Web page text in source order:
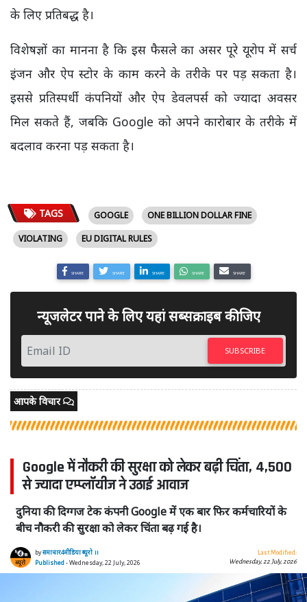
के लिए प्रतिबद्ध है।
विशेषज्ञों का मानना है कि इस फैसले का असर पूरे यूरोप में सर्च
इंजन और ऐप स्टोर के काम करने के तरीके पर पड़ सकता है।
इससे प्रतिस्पर्धी कंपनियों और ऐप डेवलपर्स को ज्यादा अवसर
मिल सकते हैं, जबकि Google को अपने कारोबार के तरीके में
बदलाव करना पड़ सकता है।
TAGS GOOGLE
ONE BILLION DOLLAR FINE
VIOLATING
EU DIGITAL RULES
SHARE SHARE SHARE SHARE SHARE
न्यूजलेटर पाने के लिए यहां सब्सक्राइब कीजिए
SUBSCRIBE
आपके विचार
Google में नौकरी की सुरक्षा को लेकर बढ़ी चिंता, 4,500
से ज्यादा एम्प्लॉयीज ने उठाई आवाज
दुनिया की दिग्गज टेक कंपनी Google में एक बार फिर कर्मचारियों के
बीच नौकरी की सुरक्षा को लेकर चिंता बढ़ गई है।
byसमाचार4मीडिया ब्यूरो ।।
Published- Wednesday, 22 July, 2026
Last Modified:
Wednesday, 22 July, 2026